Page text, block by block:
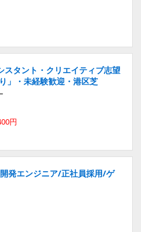
タント・クリエイティブ志望
」・未経験歓迎・港区芝
円
発エンジニア/正社員採用/ゲ